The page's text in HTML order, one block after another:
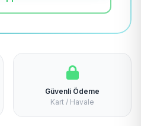
Güvenli Ödeme
Kart / Havale